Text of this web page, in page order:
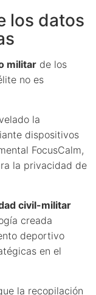
los datos
militar de los
no es
la
dispositivos
FocusCalm,
la privacidad de
civil-militar
creada
deportivo
en el
la recopilación